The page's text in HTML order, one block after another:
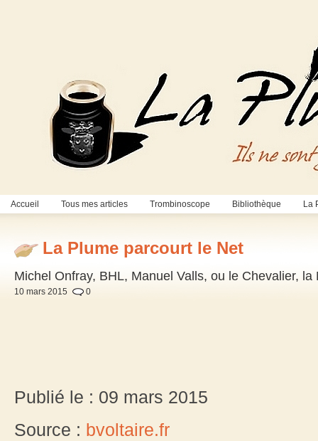
Accueil Tous mes articles Trombinoscope Bibliothèque La
La Plume parcourt le Net
Michel Onfray, BHL, Manuel Valls, ou le Chevalier,
10 mars 2015 0
Publié le : 09 mars 2015
Source : bvoltaire.fr